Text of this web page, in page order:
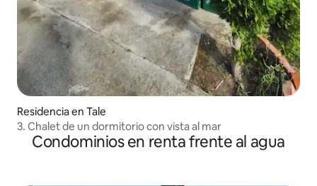
Residencia en Tale
3. Chalet de un dormitorio con vista al mar
Condominios en renta frente al agua